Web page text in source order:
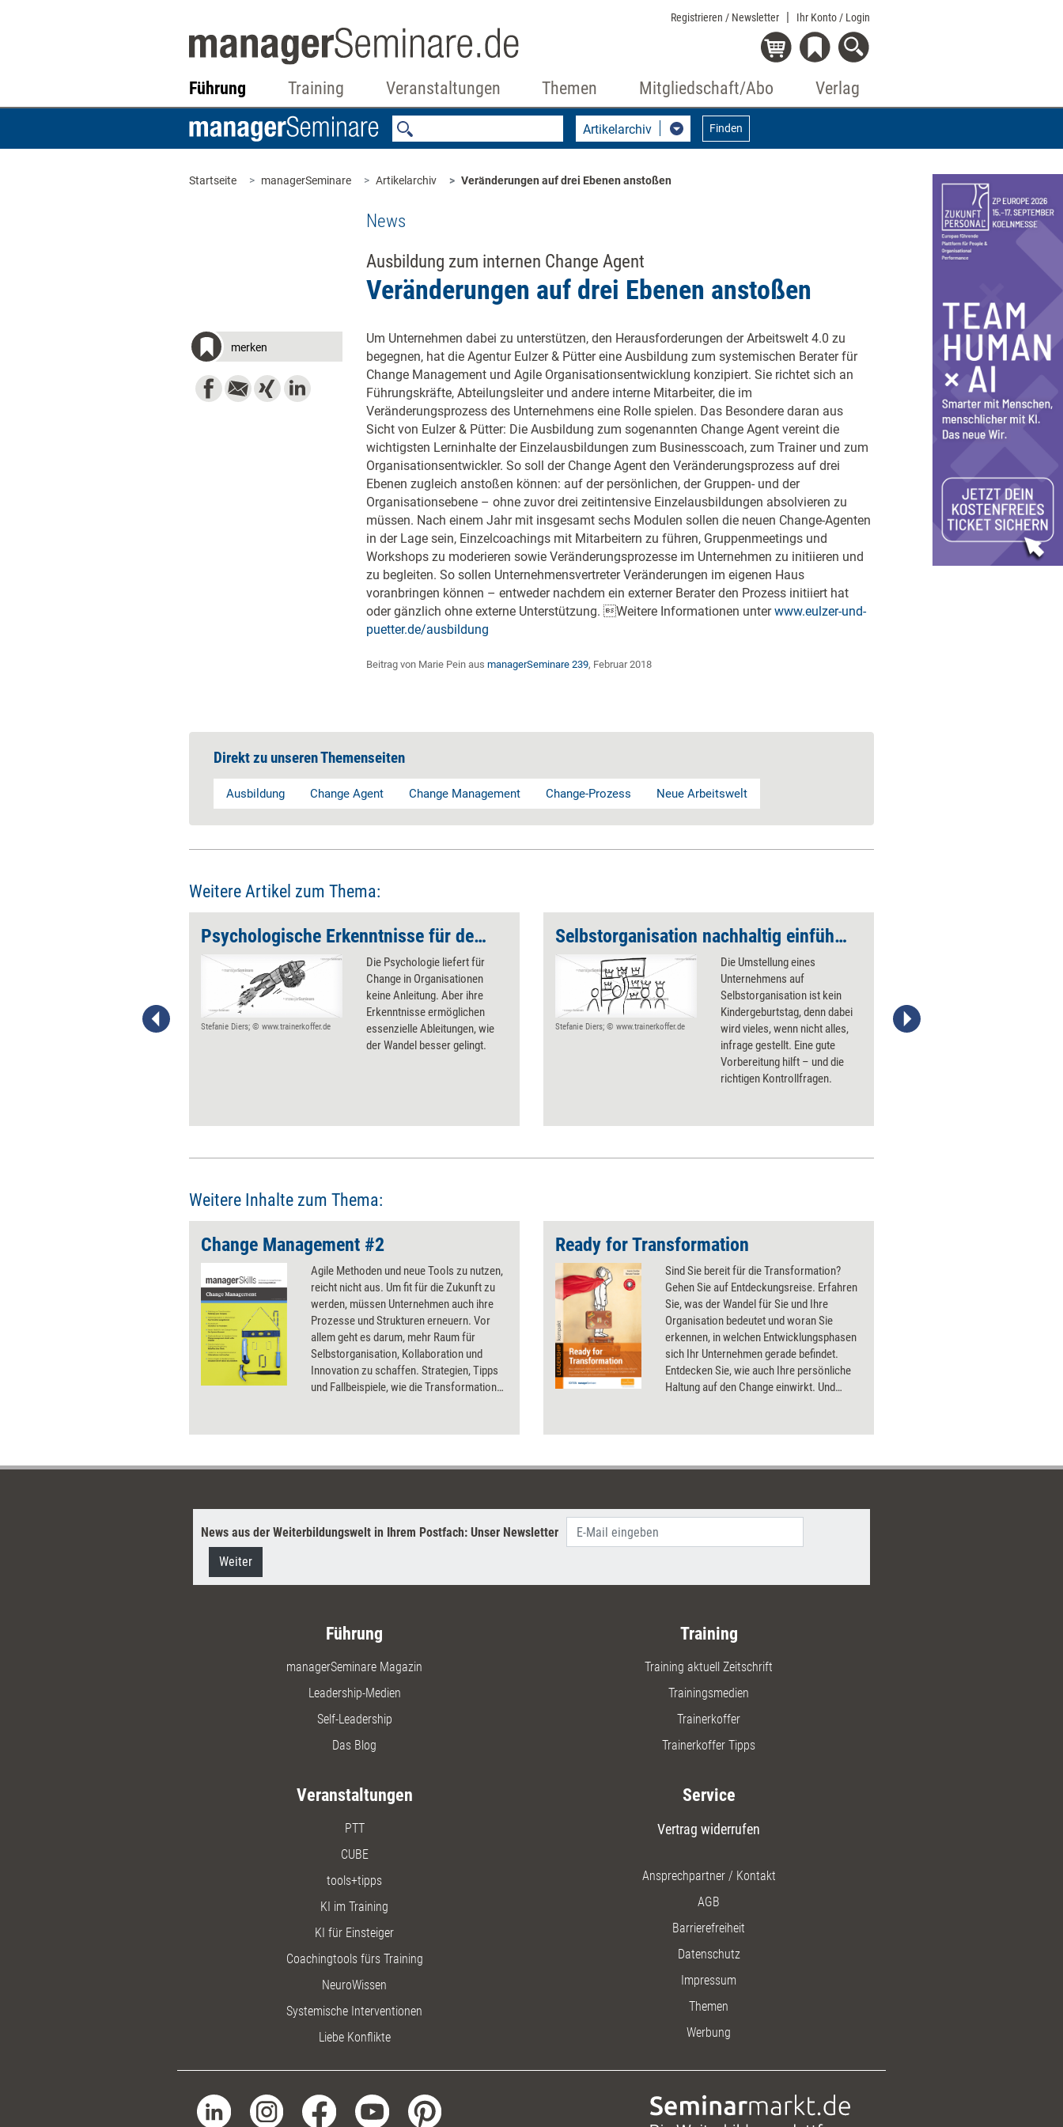
Registrieren / Newsletter Ihr Konto / Login
Führung Training Veranstaltungen Themen Mitgliedschaft/Abo Verlag
Artikelarchiv Finden
Startseite managerSeminare Artikelarchiv Veränderungen auf drei ­Ebenen anstoßen
News
Ausbildung zum internen Change Agent
Veränderungen auf drei ­Ebenen anstoßen
merken
Um Unternehmen dabei zu unterstützen, den Herausforderungen der Arbeitswelt 4.0 zu
begegnen, hat die Agentur Eulzer & Pütter eine Ausbildung zum systemischen Berater für
Change Management und Agile Organisationsentwicklung konzipiert. Sie richtet sich an
Führungskräfte, Abteilungsleiter und andere interne Mitarbeiter, die im
Veränderungsprozess des Unternehmens eine Rolle spielen. Das Besondere daran aus
Sicht von Eulzer & Pütter: Die Ausbildung zum sogenannten Change Agent vereint die
wichtigsten Lerninhalte der Einzelausbildungen zum Businesscoach, zum Trainer und zum
Organisationsentwickler. So soll der Change Agent den Veränderungsprozess auf drei
Ebenen zugleich anstoßen können: auf der persönlichen, der Gruppen- und der
Organisationsebene – ohne zuvor drei zeitintensive Einzelausbildungen absolvieren zu
müssen. Nach einem Jahr mit insgesamt sechs Modulen sollen die neuen Change-Agenten
in der Lage sein, Einzelcoachings mit Mitarbeitern zu führen, Gruppenmeetings und
Workshops zu moderieren sowie Veränderungsprozesse im Unternehmen zu initiieren und
zu begleiten. So sollen Unternehmensvertreter Veränderungen im eigenen Haus
voranbringen können – entweder nachdem ein externer Berater den Prozess initiiert hat
oder gänzlich ohne externe Unterstützung. Weitere Informationen unterwww.eulzer-und-
puetter.de/ausbildung
Beitrag von Marie Pein aus managerSeminare 239, Februar 2018
Direkt zu unseren Themenseiten
Ausbildung Change Agent Change Management Change-Prozess Neue Arbeitswelt
Weitere Artikel zum Thema:
resultieren Verhaltens-weisen,
Psychologische Erkenntnisse für den Change
Stefanie Diers; © www.trainerkoffer.de
Die Psychologie liefert für
Change in Organisationen
keine Anleitung. Aber ihre
Erkenntnisse ermöglichen
essenzielle Ableitungen, wie
der Wandel besser gelingt.
Selbstorganisation nachhaltig einführen
Stefanie Diers; © www.trainerkoffer.de
Die Umstellung eines
Unternehmens auf
Selbstorganisation ist kein
Kindergeburtstag, denn dabei
wird vieles, wenn nicht alles,
infrage gestellt. Eine gute
Vorbereitung hilft – und die
richtigen Kontrollfragen.
Stefanie Diers, © www.trainerkoffer.de
Weitere Inhalte zum Thema:
Change Management #2
Agile Methoden und neue Tools zu nutzen,
reicht nicht aus. Um fit für die Zukunft zu
werden, müssen Unternehmen auch ihre
Prozesse und Strukturen erneuern. Vor
allem geht es darum, mehr Raum für
Selbstorganisation, Kollaboration und
Innovation zu schaffen. Strategien, Tipps
und Fallbeispiele, wie die Transformation
Ready for Transformation
Sind Sie bereit für die Transformation?
Gehen Sie auf Entdeckungsreise. Erfahren
Sie, was der Wandel für Sie und Ihre
Organisation bedeutet und woran Sie
erkennen, in welchen Entwicklungsphasen
sich Ihr Unternehmen gerade befindet.
Entdecken Sie, wie auch Ihre persönliche
Haltung auf den Change einwirkt. Und
auch, welche Kraft ihr innewohnt. Dies
Transformation zu begleiten - von der
passenden Transformationsinstrumenten
editierbare Arbeitsblätter, Checklisten und
News aus der Weiterbildungswelt in Ihrem Postfach: Unser Newsletter
Weiter
Führung
managerSeminare Magazin
Leadership-Medien
Self-Leadership
Das Blog
Training
Training aktuell Zeitschrift
Trainingsmedien
Trainerkoffer
Trainerkoffer Tipps
Veranstaltungen
PTT
CUBE
tools+tipps
KI im Training
KI für Einsteiger
Coachingtools fürs Training
NeuroWissen
Systemische Interventionen
Liebe Konflikte
Service
Vertrag widerrufen
Ansprechpartner / Kontakt
AGB
Barrierefreiheit
Datenschutz
Impressum
Themen
Werbung